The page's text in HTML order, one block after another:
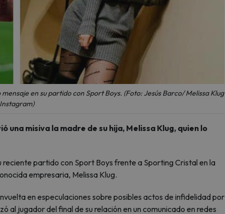
en su partido con Sport Boys. (Foto: Jesús Barco/ Melissa Klug
Instagram)
misiva la madre de su hija, Melissa Klug, quien lo
partido con Sport Boys frente a Sporting Cristal en la
empresaria, Melissa Klug.
en especulaciones sobre posibles actos de infidelidad por
jugador del final de su relación en un comunicado en redes